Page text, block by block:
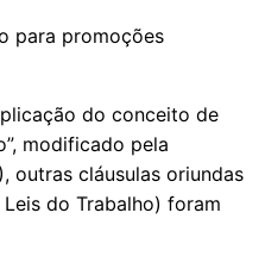
para promoções
do conceito de
modificado pela
outras cláusulas oriundas
do Trabalho) foram